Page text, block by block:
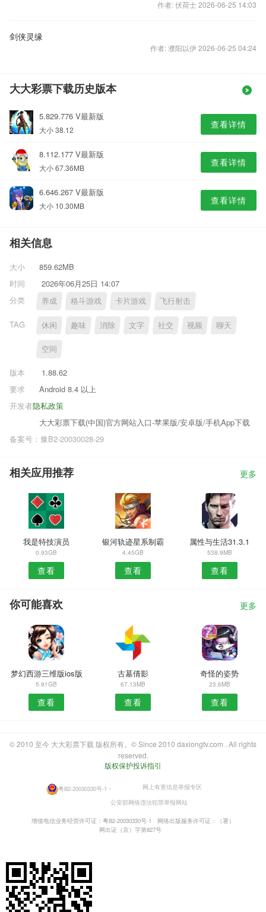
作者: 伏荷士 2026-06-25 14:03
剑侠灵缘
作者: 濮阳以伊 2026-06-25 04:24
大大彩票下载历史版本
5.829.776 V最新版
大小 38.12 查看详情
8.112.177 V最新版
大小 67.36MB 查看详情
6.646.267 V最新版
大小 10.30MB 查看详情
相关信息
大小
859.62MB
时间
2026年06月25日 14:07
分类
养成 格斗游戏 卡片游戏 飞行射击
TAG 休闲 趣味 消除 文字 社交 视频 聊天
空间
版本
1.88.62
要求
Android 8.4 以上
隐私政策
开发者
大大彩票下载(中国)官方网站入口-苹果版/安卓版/手机App下载
备案号：豫B2-20030028-29
相关应用推荐 更多
我是特技演员
0.93GB
查看
银河轨迹星系制霸
4.45GB
查看
属性与生活31.3.1
538.9MB
查看
你可能喜欢 更多
梦幻西游三维版ios版
5.91GB
查看
古墓倩影
67.13MB
查看
奇怪的姿势
23.6MB
查看
© 2010 至今 大大彩票下载 版权所有。© Since 2010 daxiongtv.com . All rights
reserved.
版权保护投诉指引
粤B2-20030330号-1 ・
网上有害信息举报专区
公安部网络违法犯罪举报网站
增值电信业务经营许可证：粤B2-20030330号-1
网络出版服务许可证：（署）
网出证（京）字第827号